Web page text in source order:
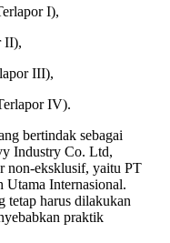
I),
II),
III),
IV).
bertindak sebagai
Industry Co. Ltd,
non-eksklusif, yaitu PT
Utama Internasional.
tetap harus dilakukan
praktik